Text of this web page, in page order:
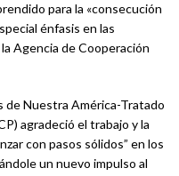
para la «consecución
énfasis en las
Agencia de Cooperación
de Nuestra América-Tratado
agradeció el trabajo y la
con pasos sólidos” en los
un nuevo impulso al